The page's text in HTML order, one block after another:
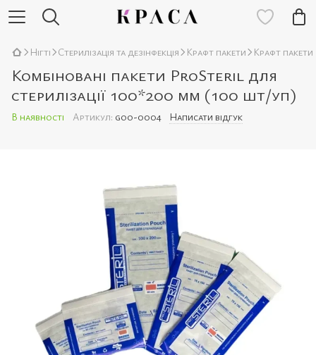
Нігті Стерилізація та дезінфекція Крафт пакети Крафт
Комбіновані пакети ProSteril для
стерилізації 100*200 мм (100 шт/уп)
В наявності Артикул: goo-0004 Написати відгук